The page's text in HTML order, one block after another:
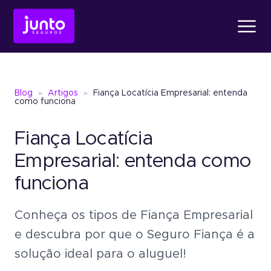
Conheça oFiança
Conheça o
Um jeito simples de
garantia sem bloquear
Produtos
Conheça oFiança Locatícia
Conheça oSeguro Garantia
Seguro GarantiaJudicial
Um jeito simples de oferecer garantia
Atendimento
Sobre a Junto
Blog » Artigos »
Fiança Locatícia Empresarial: entenda
como funciona
Fiança Locatícia
Empresarial: entenda como
funciona
Conheça os tipos de Fiança Empresarial
e descubra por que o Seguro Fiança é a
solução ideal para o aluguel!